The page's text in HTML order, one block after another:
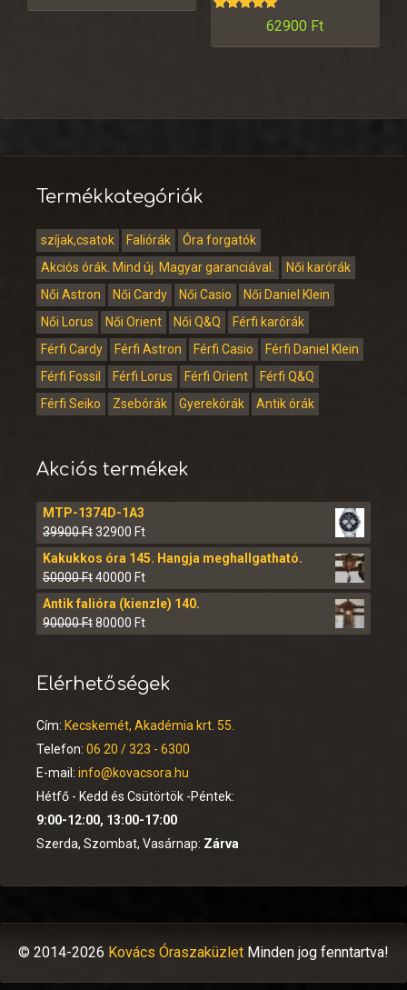
Értékelés:
/ 5
62900 Ft
Termékkategóriák
szíjak,csatok Faliórák
Óra forgatók
Akciós órák. Mind új. Magyar garanciával.
Női karórák
Női Astron
Női Cardy Női Casio
Női Daniel Klein
Női Lorus
Női Orient Női Q&Q
Férfi karórák
Férfi Cardy
Férfi Astron Férfi Casio
Férfi Daniel Klein
Férfi Fossil
Férfi Lorus Férfi Orient
Férfi Q&Q
Férfi Seiko
Zsebórák Gyerekórák Antik órák
Akciós termékek
MTP-1374D-1A3
39900Ft32900 Ft
Kakukkos óra 145. Hangja meghallgatható.
50000Ft40000 Ft
Antik falióra (kienzle) 140.
90000Ft80000 Ft
Elérhetőségek
Cím: Kecskemét, Akadémia krt. 55.
Telefon: 06 20 / 323 - 6300
E-mail: info@kovacsora.hu
Hétfő - Kedd és Csütörtök -Péntek:
9:00-12:00, 13:00-17:00
Szerda, Szombat, Vasárnap: Zárva
© 2014-2026 Kovács Óraszaküzlet Minden jog fenntartva!